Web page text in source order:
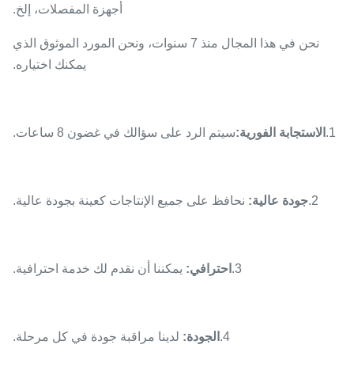
أجهزة المفصلات، إلخ.
نحن في هذا المجال منذ 7 سنوات، ونحن المورد الموثوق الذي
يمكنك اختياره.
1. الاستجابة الفورية:سيتم الرد على سؤالك في غضون 8 ساعات.
2. جودة عالية: نحافظ على جميع الإنتاجات كعينة بجودة عالية.
3. احترافي: يمكننا أن نقدم لك خدمة احترافية.
4. الجودة: لدينا مراقبة جودة في كل مرحلة.